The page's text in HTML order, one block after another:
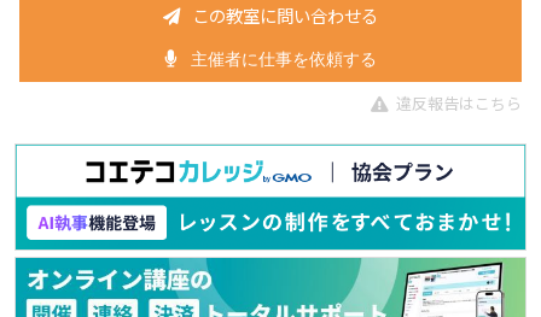
この教室に問い合わせる
主催者に仕事を依頼する
違反報告はこちら